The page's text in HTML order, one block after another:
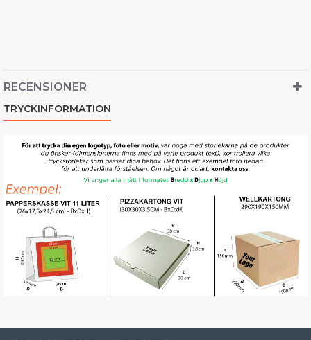
RECENSIONER
TRYCKINFORMATION